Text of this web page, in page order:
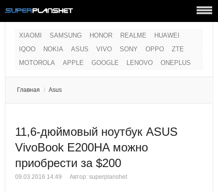
XIAOMI SAMSUNG HONOR REALME
HUAWEI
IQOO
NOKIA ASUS VIVO SONY OPPO
ZTE
MOTOROLA
APPLE GOOGLE LENOVO ONEPLUS
Главная / Asus
11,6-дюймовый ноутбук ASUS
VivoBook E200HA можно
приобрести за $200
09.03.2016 14:49 Автор: superplanshet